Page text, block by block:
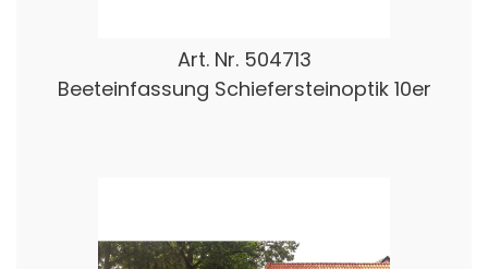
Art. Nr. 504713
Beeteinfassung Schiefersteinoptik 10er